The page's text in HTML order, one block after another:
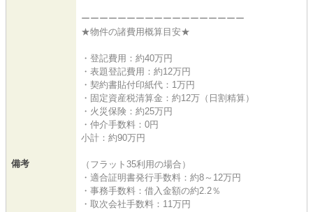
備考
ーーーーーーーーーーーーーーーーーー
★物件の諸費用概算目安★
・登記費用：約40万円
・表題登記費用：約12万円
・契約書貼付印紙代：1万円
・固定資産税清算金：約12万（日割精算）
・火災保険：約25万円
・仲介手数料：0円
小計：約90万円
（フラット35利用の場合）
・適合証明書発行手数料：約8～12万円
・事務手数料：借入金額の約2.2％
・取次会社手数料：11万円